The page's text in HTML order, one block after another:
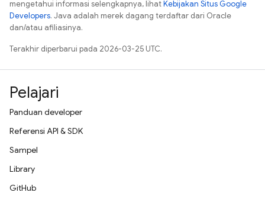
mengetahui informasi selengkapnya, lihatKebijakan Situs Google
Developers. Java adalah merek dagang terdaftar dari Oracle
dan/atau afiliasinya.
Terakhir diperbarui pada 2026-03-25 UTC.
Pelajari
Panduan developer
Referensi API & SDK
Sampel
Library
GitHub